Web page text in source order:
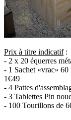
Prix à titre indicatif:
- 2 x 20 équerres
- 1 Sachet «vrac»
1€49
- 4 Pattes
- 3 Tablettes Pin
- 100 Tourillons de